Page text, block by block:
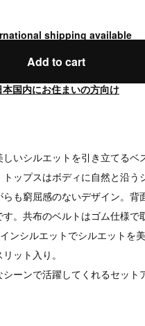
shipping available
Add to cart
本国内にお住まいの方向け
いシルエットを引き立てるベ
トップスはボディに自然と沿う
らも窮屈感のないデザイン。背
。共布のベルトはゴム仕様で
ンシルエットでシルエットを
ット入り。
ーンで活躍してくれるセット